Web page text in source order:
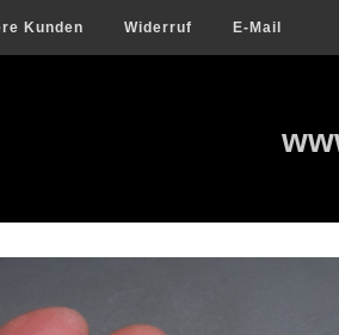
Kunden Widerruf E-Mail